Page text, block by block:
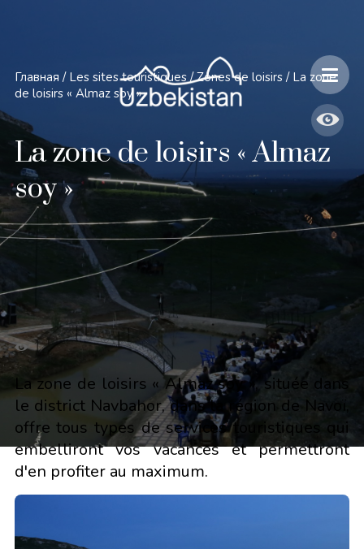
Главная / Les sites touristiques / Zones de loisirs / La zone
de loisirs « Almaz soy »
La zone de loisirs « Almaz
soy »
La zone de loisirs « Almaz soy », située dans
le district Navbahor, dans la région de Navoï,
offre tous types de services touristiques qui
embelliront vos vacances et permettront
d'en profiter au maximum.